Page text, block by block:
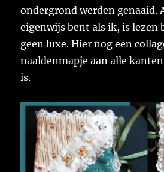
ondergrond werden genaaid.
eigenwijs bent als ik, is lezen
geen luxe. Hier nog een
naaldenmapje aan alle
is.